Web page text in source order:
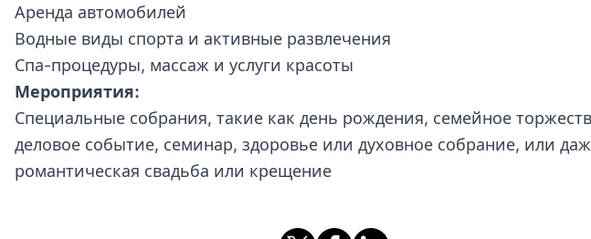
Аренда автомобилей
Водные виды спорта и активные развлечения
Спа-процедуры, массаж и услуги красоты
Мероприятия:
Специальные собрания, такие как день рождения, семейное
деловое событие, семинар, здоровье или духовное собрание, или
романтическая свадьба или крещение